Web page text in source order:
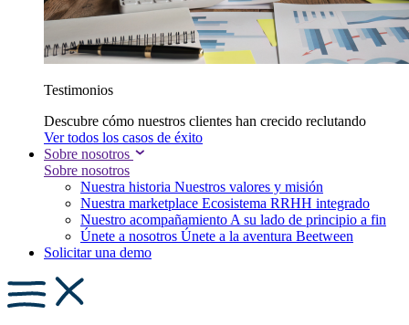
Testimonios
Descubre cómo nuestros clientes han crecido reclutando
Ver todos los casos de éxito
Sobre nosotros
Sobre nosotros
Nuestra historia Nuestros valores y misión
Nuestra marketplace Ecosistema RRHH integrado
Nuestro acompañamiento A su lado de principio a fin
Únete a nosotros Únete a la aventura Beetween
Solicitar una demo